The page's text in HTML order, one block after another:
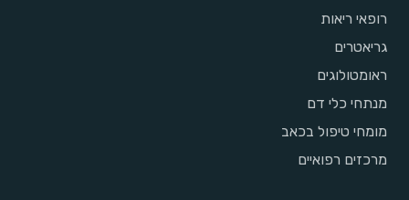
רופאי ריאות
גריאטרים
ראומטולוגים
מנתחי כלי דם
מומחי טיפול בכאב
מרכזים רפואיים